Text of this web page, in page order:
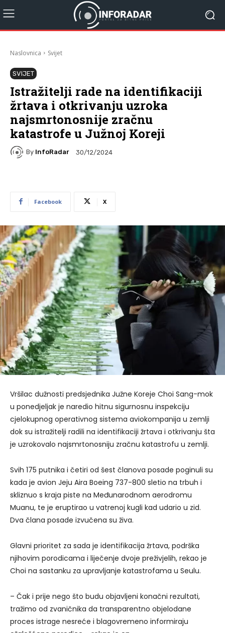
Naslovnica Svijet
SVIJET
Istražitelji rade na identifikaciji
žrtava i otkrivanju uzroka
najsmrtonosnije zračnu
katastrofe u Južnoj Koreji
By InfoRadar 30/12/2024
Facebook X
Vršilac dužnosti predsjednika Južne Koreje Choi Sang-mok
u ponedjeljak je naredio hitnu sigurnosnu inspekciju
cjelokupnog operativnog sistema aviokompanija u zemlji
dok su istražitelji radili na identifikaciji žrtava i otkrivanju šta
je uzrokovalo najsmrtonosniju zračnu katastrofu u zemlji.
Svih 175 putnika i četiri od šest članova posade poginuli su
kada je avion Jeju Aira Boeing 737-800 sletio na trbuh i
skliznuo s kraja piste na Međunarodnom aerodromu
Muanu, te je eruptirao u vatrenoj kugli kad udario u zid.
Dva člana posade izvučena su živa.
Glavni prioritet za sada je identifikacija žrtava, podrška
njihovim porodicama i liječenje dvoje preživjelih, rekao je
Choi na sastanku za upravljanje katastrofama u Seulu.
– Čak i prije nego što budu objavljeni konačni rezultati,
tražimo od zvaničnika da transparentno objelodane
proces istrage nesreće i blagovremeno informiraju